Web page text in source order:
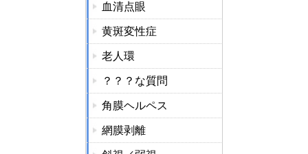
血清点眼
黄斑変性症
老人環
？？？な質問
角膜ヘルペス
網膜剥離